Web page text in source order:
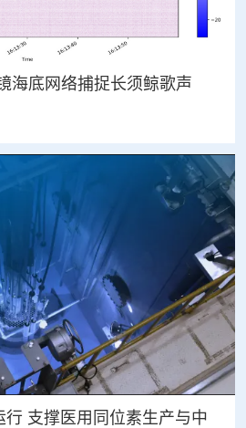
海底网络捕捉长须鲸歌声
行 支撑医用同位素生产与中